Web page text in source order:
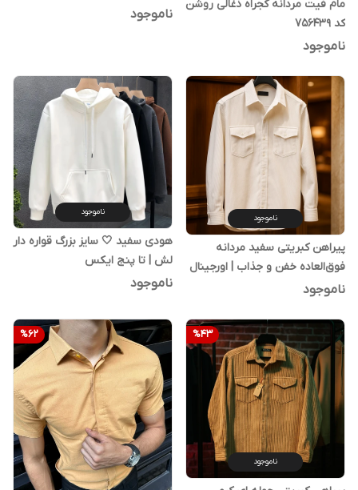
مام فیت مردانه کجراه ذغالی روشن
کد 756439
ناموجود
لاکچری
ناموجود
ناموجود
پیراهن کبریتی سفید مردانه
فوق‌العاده خفن و جذاب | اورجینال
دیلم
ناموجود
ناموجود
هودی سفید 🤍 سایز بزرگ قواره دار
لش | تا پنج ایکس
ناموجود
%43
ناموجود
%62